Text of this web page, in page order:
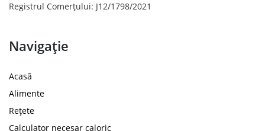
Registrul Comerțului: J12/1798/2021
Navigație
Acasă
Alimente
Rețete
Calculator necesar caloric